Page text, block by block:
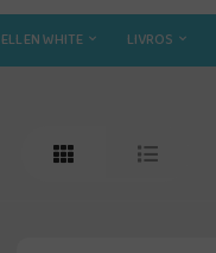
ELLEN WHITE LIVROS